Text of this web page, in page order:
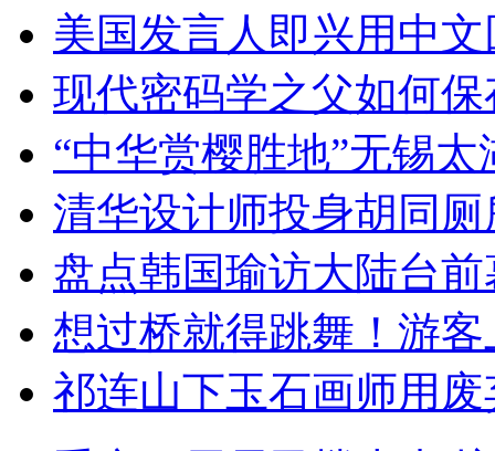
美国发言人即兴用中
现代密码学之父如何
“中华赏樱胜地”无锡
清华设计师投身胡同
盘点韩国瑜访大陆台
想过桥就得跳舞！游客
祁连山下玉石画师用